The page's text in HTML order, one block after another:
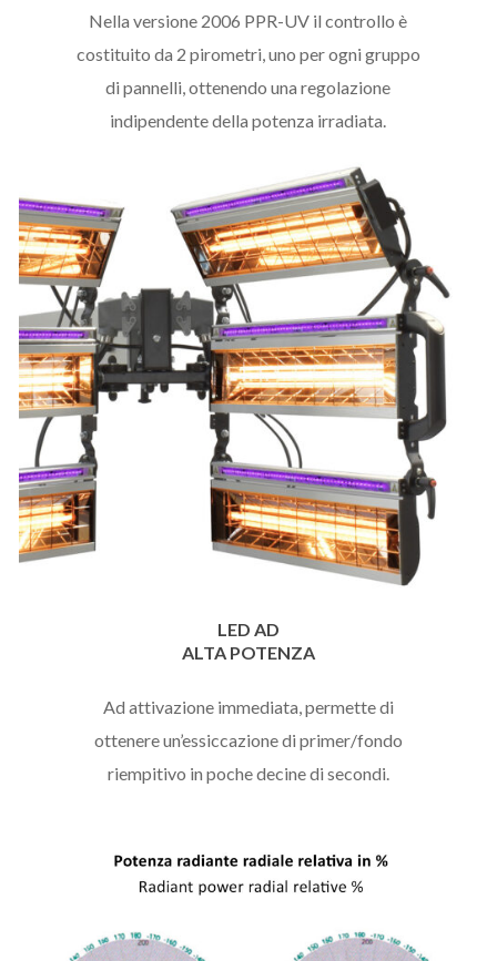
Nella versione 2006 PPR-UV il controllo è
costituito da 2 pirometri, uno per ogni gruppo
di pannelli, ottenendo una regolazione
indipendente della potenza irradiata.
LED AD
ALTA POTENZA
Ad attivazione immediata, permette di
ottenere un’essiccazione di primer/fondo
riempitivo in poche decine di secondi.